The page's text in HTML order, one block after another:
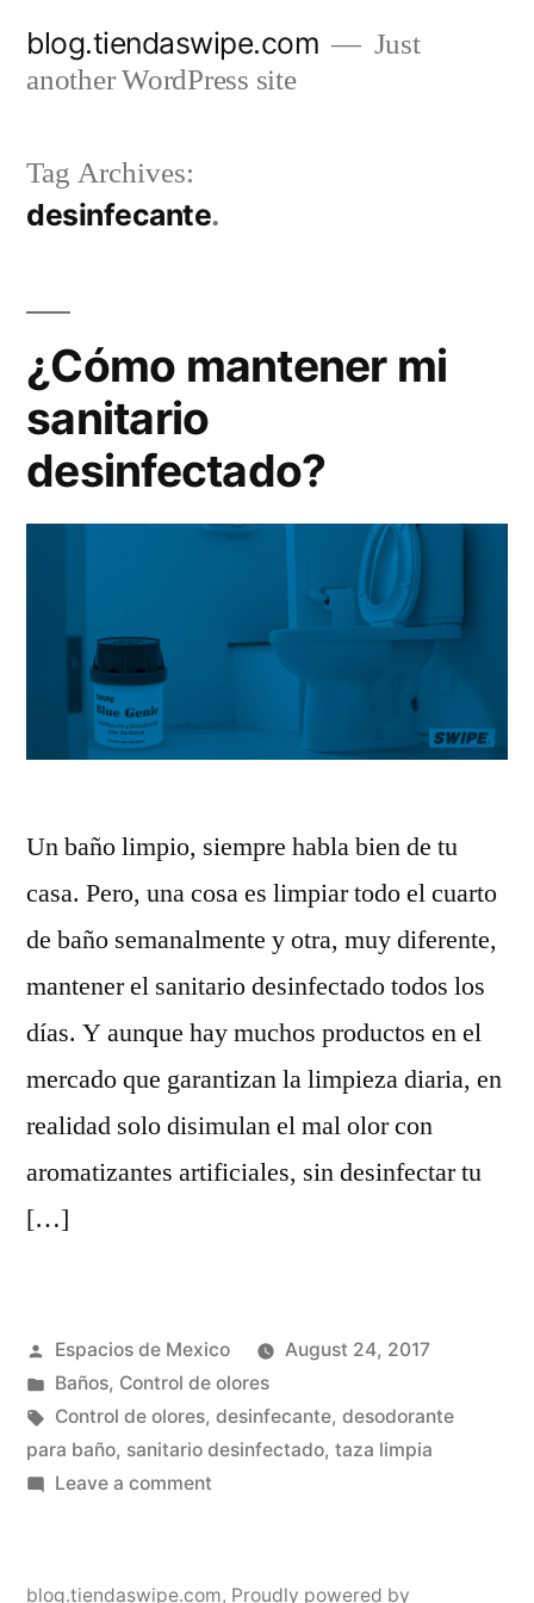
blog.tiendaswipe.com
Just
another WordPress site
Tag Archives:
desinfecante
¿Cómo mantener mi
sanitario
desinfectado?
Un baño limpio, siempre habla bien de tu
casa. Pero, una cosa es limpiar todo el cuarto
de baño semanalmente y otra, muy diferente,
mantener el sanitario desinfectado todos los
días. Y aunque hay muchos productos en el
mercado que garantizan la limpieza diaria, en
realidad solo disimulan el mal olor con
aromatizantes artificiales, sin desinfectar tu
[…]
Posted
by
Espacios de Mexico
August 24, 2017
Posted
in
Baños, Control de olores
Tags:
Control de olores, desinfecante, desodorante
para baño, sanitario desinfectado, taza limpia
Leave a commenton
blog.tiendaswipe.com, Proudly powered by